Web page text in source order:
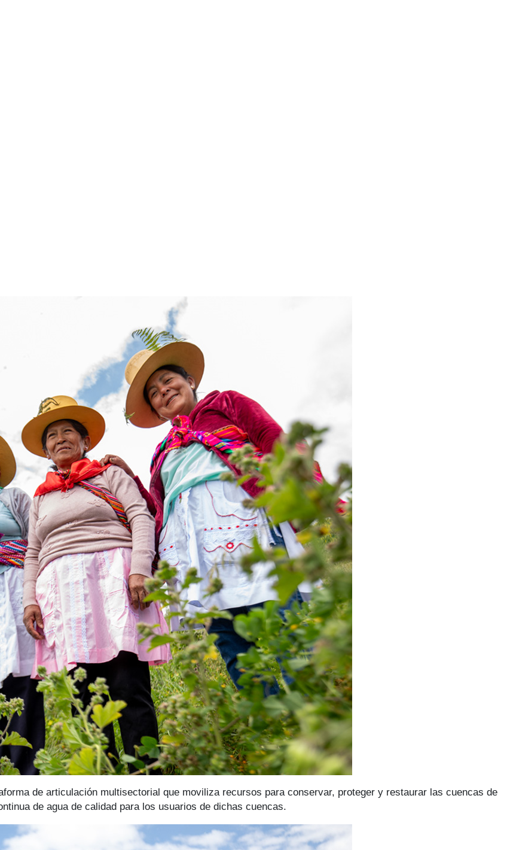
de articulación multisectorial que moviliza recursos para conservar, proteger y restaurar las cuencas de
de agua de calidad para los usuarios de dichas cuencas.